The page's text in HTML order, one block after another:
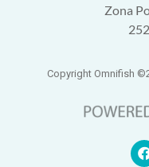
Zona
Copyright Omnifish